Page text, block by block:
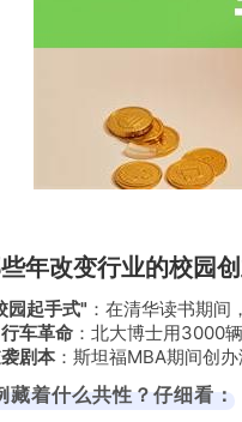
年改变行业的校园
园起手式" ：在清华读书期
车革命 ：北大博士用3000
剧本：斯坦福MBA期间创
藏着什么共性？仔细看：